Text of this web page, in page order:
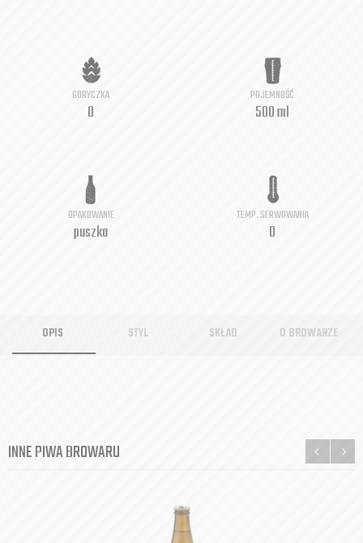
GORYCZKA
0
POJEMNOŚĆ
500 ml
OPAKOWANIE
puszka
TEMP. SERWOWANIA
0
OPIS STYL SKŁAD O BROWARZE
INNE PIWA BROWARU